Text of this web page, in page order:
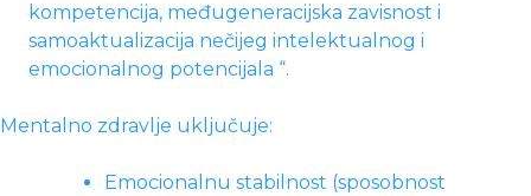
kompetencija, međugeneracijska zavisnost i
samoaktualizacija nečijeg intelektualnog i
emocionalnog potencijala “.
Mentalno zdravlje uključuje:
Emocionalnu stabilnost (sposobnost